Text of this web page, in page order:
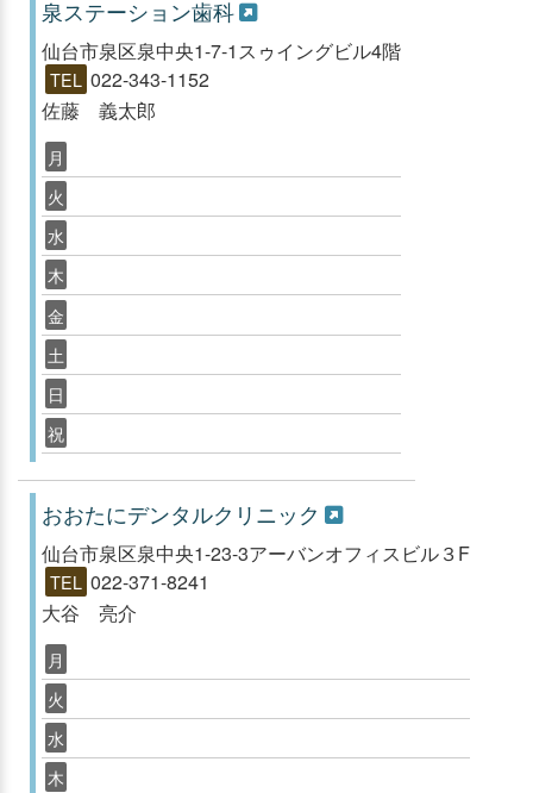
泉ステーション歯科
仙台市泉区泉中央1-7-1スゥイングビル4階
TEL 022-343-1152
佐藤 義太郎
月
火
水
木
金
土
日
祝
おおたにデンタルクリニック
仙台市泉区泉中央1-23-3アーバンオフィスビル３F
TEL 022-371-8241
大谷 亮介
月
火
水
木